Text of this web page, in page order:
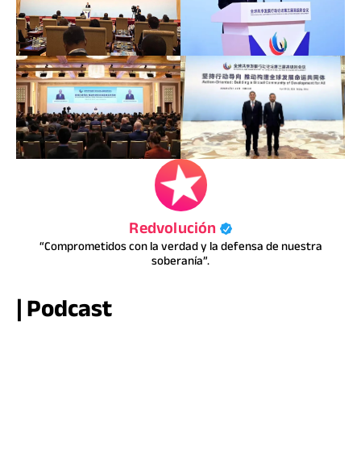
Redvolución
“Comprometidos con la verdad y la defensa de nuestra
soberanía”.
| Podcast